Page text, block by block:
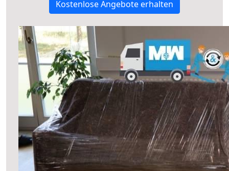
Kostenlose Angebote erhalten